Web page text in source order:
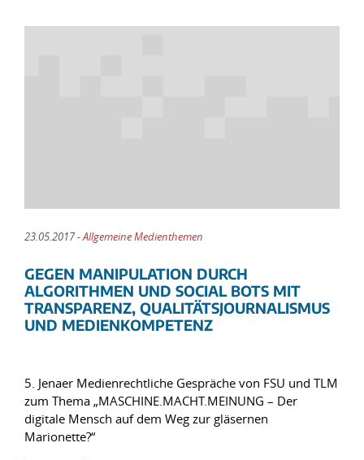
23.05.2017 -Allgemeine Medienthemen
GEGEN MANIPULATION DURCH
ALGORITHMEN UND SOCIAL BOTS MIT
TRANSPARENZ, QUALITÄTSJOURNALISMUS
UND MEDIENKOMPETENZ
5. Jenaer Medienrechtliche Gespräche von FSU und TLM
zum Thema „MASCHINE.MACHT.MEINUNG – Der
digitale Mensch auf dem Weg zur gläsernen
Marionette?“